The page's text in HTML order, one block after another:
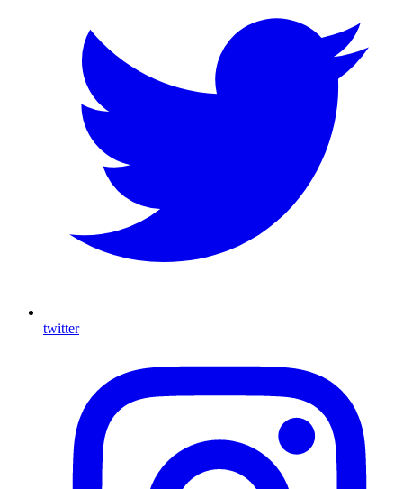
twitter